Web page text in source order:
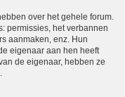
over het gehele forum.
permissies, het verbannen
aanmaken, enz. Hun
eigenaar aan hen heeft
de eigenaar, hebben ze